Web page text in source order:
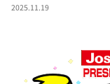
河合＆
（news おか
2025.11.19